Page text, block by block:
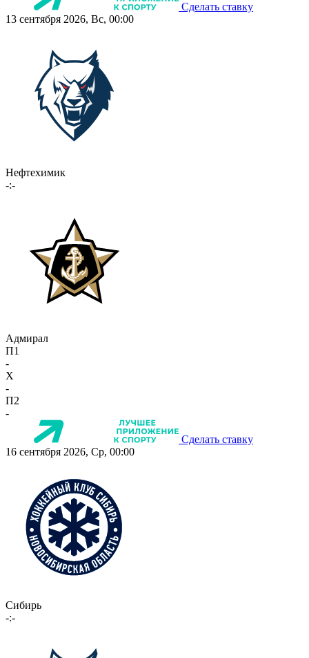
Сделать ставку
13 сентября 2026, Вс, 00:00
Нефтехимик
-:-
Адмирал
П1
-
X
-
П2
-
Сделать ставку
16 сентября 2026, Ср, 00:00
Сибирь
-:-